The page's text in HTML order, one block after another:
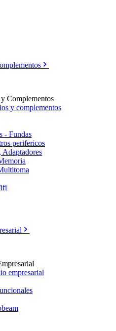
Complementos
y complementos
- Fundas
perifericos
Adaptadores
empresarial